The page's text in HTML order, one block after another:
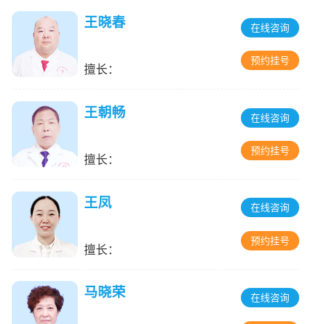
王晓春
擅长：
在线咨询
预约挂号
王朝畅
擅长：
在线咨询
预约挂号
王凤
擅长：
在线咨询
预约挂号
马晓荣 在线咨询